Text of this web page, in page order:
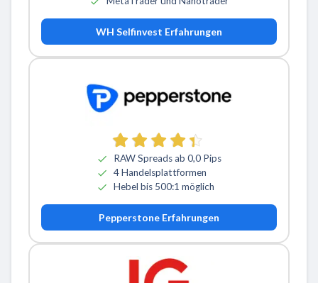
WH Selfinvest Erfahrungen
RAW Spreads ab 0,0 Pips
4 Handelsplattformen
Hebel bis 500:1 möglich
Pepperstone Erfahrungen